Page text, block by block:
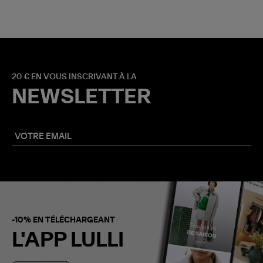
20 € EN VOUS INSCRIVANT À LA
NEWSLETTER
-10% EN TÉLÉCHARGEANT
L'APP LULLI